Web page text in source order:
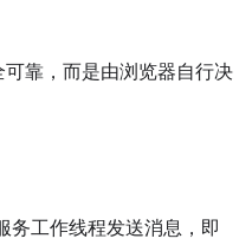
靠，而是由浏览器自行决
务工作线程发送消息，即